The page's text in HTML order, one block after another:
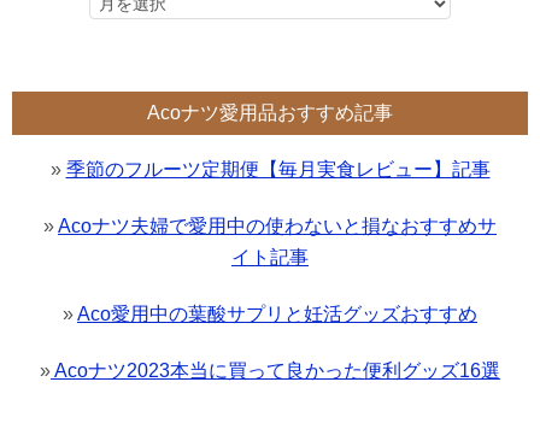
Acoナツ愛用品おすすめ記事
» 季節のフルーツ定期便【毎月実食レビュー】記事
»Acoナツ夫婦で愛用中の使わないと損なおすすめサ
イト記事
»Aco愛用中の葉酸サプリと妊活グッズおすすめ
»Acoナツ2023本当に買って良かった便利グッズ16選